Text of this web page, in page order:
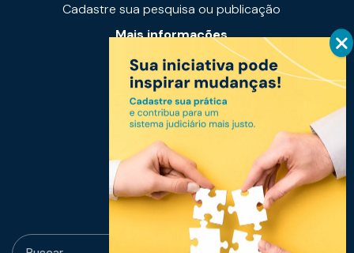
Cadastre sua pesquisa ou publicação
Mais informações
Notícias
Links úteis
Fale conosco